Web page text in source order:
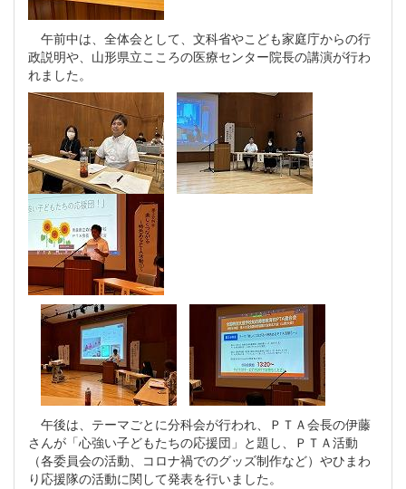
午前中は、全体会として、文科省やこども家庭庁からの行
政説明や、山形県立こころの医療センター院長の講演が行わ
れました。
午後は、テーマごとに分科会が行われ、ＰＴＡ会長の伊藤
さんが「心強い子どもたちの応援団」と題し、ＰＴＡ活動
（各委員会の活動、コロナ禍でのグッズ制作など）やひまわ
り応援隊の活動に関して発表を行いました。